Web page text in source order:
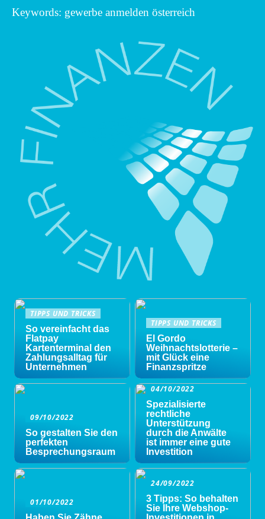
Keywords: gewerbe anmelden österreich
TIPPS UND TRICKS
So vereinfacht das
Flatpay
Kartenterminal den
Zahlungsalltag für
Unternehmen
TIPPS UND TRICKS
El Gordo
Weihnachtslotterie –
mit Glück eine
Finanzspritze
09/10/2022
So gestalten Sie den
perfekten
Besprechungsraum
04/10/2022
Spezialisierte
rechtliche
Unterstützung
durch die Anwälte
ist immer eine gute
Investition
01/10/2022
24/09/2022
3 Tipps: So behalten
Sie Ihre Webshop-